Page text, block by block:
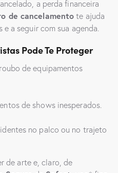
a perda financeira
de cancelamento te ajuda
a seguir com sua agenda.
Pode Te Proteger
de equipamentos
de shows inesperados.
no palco ou no trajeto
de arte e, claro, de